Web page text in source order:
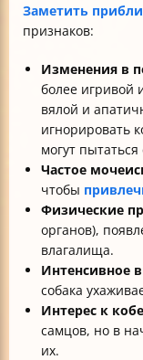
Заметить
признаков:
Изменения в
более игривой
вялой и
игнорировать
могут
Частое
чтобы
Физические
органов),
влагалища.
Интенсивное
собака
Интерес к
самцов, но в
их.